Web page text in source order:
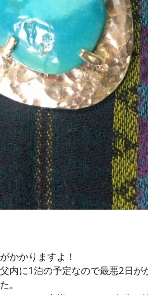
かかりますよ！
内に1泊の予定なので最悪2日が
。